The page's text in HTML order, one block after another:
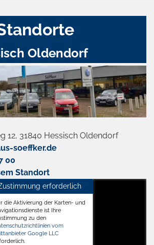
Oldendorf
12, 31840 Hessisch Oldendorf
soeffker.de
00
Standort
Hessisch Oldendorf
erforderlich
die Aktivierung der Karten- und
ist Ihre
zu den
vom
Google LLC